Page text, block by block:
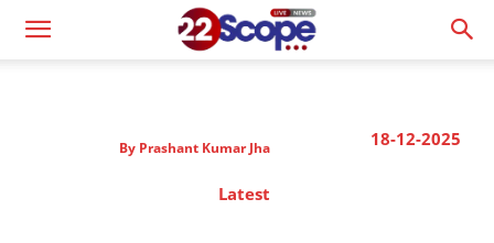
18-12-2025
By Prashant Kumar Jha
Latest